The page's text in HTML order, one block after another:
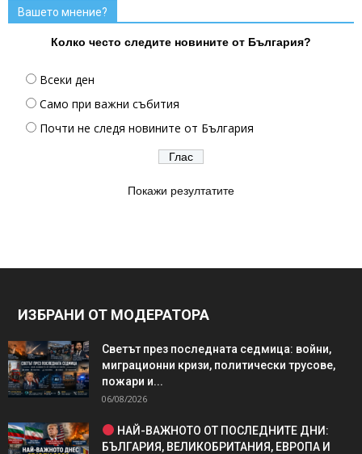
Вашето мнение?
Колко често следите новините от България?
Всеки ден
Само при важни събития
Почти не следя новините от България
Покажи резултатите
ИЗБРАНИ ОТ МОДЕРАТОРА
Светът през последната седмица: войни,
миграционни кризи, политически трусове,
пожари и...
06/08/2026
НАЙ-ВАЖНОТО ОТ ПОСЛЕДНИТЕ ДНИ:
БЪЛГАРИЯ, ВЕЛИКОБРИТАНИЯ, ЕВРОПА И